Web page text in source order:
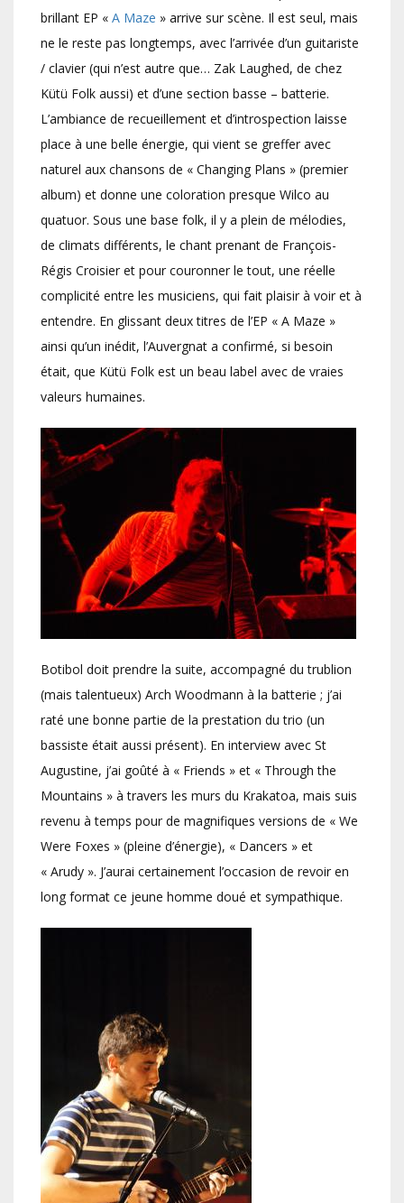
brillant EP « A Maze » arrive sur scène. Il est seul, mais
ne le reste pas longtemps, avec l’arrivée d’un guitariste
/ clavier (qui n’est autre que… Zak Laughed, de chez
Kütü Folk aussi) et d’une section basse – batterie.
L’ambiance de recueillement et d’introspection laisse
place à une belle énergie, qui vient se greffer avec
naturel aux chansons de « Changing Plans » (premier
album) et donne une coloration presque Wilco au
quatuor. Sous une base folk, il y a plein de mélodies,
de climats différents, le chant prenant de François-
Régis Croisier et pour couronner le tout, une réelle
complicité entre les musiciens, qui fait plaisir à voir et à
entendre. En glissant deux titres de l’EP « A Maze »
ainsi qu’un inédit, l’Auvergnat a confirmé, si besoin
était, que Kütü Folk est un beau label avec de vraies
valeurs humaines.
Botibol doit prendre la suite, accompagné du trublion
(mais talentueux) Arch Woodmann à la batterie ; j’ai
raté une bonne partie de la prestation du trio (un
bassiste était aussi présent). En interview avec St
Augustine, j’ai goûté à « Friends » et « Through the
Mountains » à travers les murs du Krakatoa, mais suis
revenu à temps pour de magnifiques versions de « We
Were Foxes » (pleine d’énergie), « Dancers » et
« Arudy ». J’aurai certainement l’occasion de revoir en
long format ce jeune homme doué et sympathique.